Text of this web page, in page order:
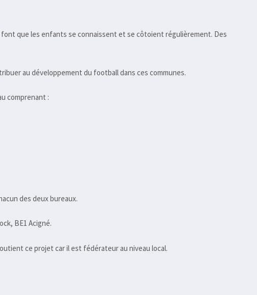
que les enfants se connaissent et se côtoient régulièrement. Des
au développement du football dans ces communes.
comprenant :
des deux bureaux.
BE1 Acigné.
ce projet car il est fédérateur au niveau local.